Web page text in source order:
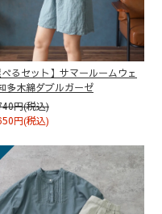
べるセット】サマールームウェ
多木綿ダブルガーゼ
円(税込)
円(税込)